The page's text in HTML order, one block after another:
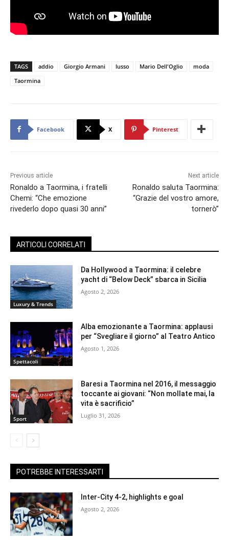
TAGS addio Giorgio Armani lusso Mario Dell'Oglio
moda
Taormina
Facebook X Pinterest
Previous article
Ronaldo a Taormina, i fratelli
Chemi: “Che emozione
rivederlo dopo quasi 30 anni”
Next article
Ronaldo saluta Taormina:
“Grazie del vostro amore,
tornerò”
ARTICOLI CORRELATI
Luxury & Trends
Da Hollywood a Taormina: il celebre
yacht di “Below Deck” sbarca in Sicilia
Agosto 2, 2026
Spettacoli
Alba emozionante a Taormina: applausi
per “Svegliare il giorno” al Teatro Antico
Agosto 1, 2026
Sport
Baresi a Taormina nel 2016, il messaggio
toccante ai giovani: “Non mollate mai, la
vita è sacrificio”
Luglio 31, 2026
POTREBBE INTERESSARTI
Inter-City 4-2, highlights e goal
Agosto 2, 2026